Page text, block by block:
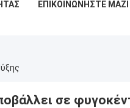
ΕΠΙΚΟΙΝΩΝΉΣΤΕ
σε